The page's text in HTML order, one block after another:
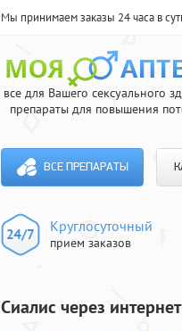
Мы принимаем заказы 24 часа в
все для Вашего сексуального
препараты для повышения
ВСЕ ПРЕПАРАТЫ
Круглосуточный
прием заказов
Сиалис через